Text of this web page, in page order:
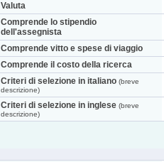
Valuta
Comprende lo stipendio
dell'assegnista
Comprende vitto e spese di viaggio
Comprende il costo della ricerca
Criteri di selezione in italiano (breve
descrizione)
Criteri di selezione in inglese (breve
descrizione)